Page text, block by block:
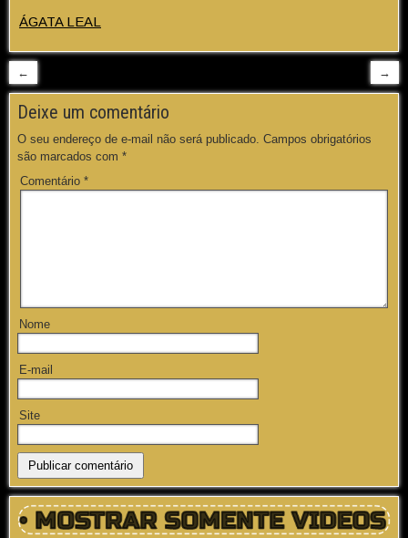
ÁGATA LEAL
← →
Deixe um comentário
O seu endereço de e-mail não será publicado. Campos obrigatórios
são marcados com *
Comentário *
Nome
E-mail
Site